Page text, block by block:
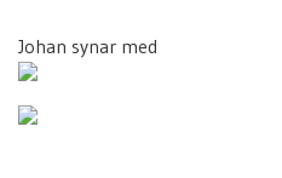
Johan synar med